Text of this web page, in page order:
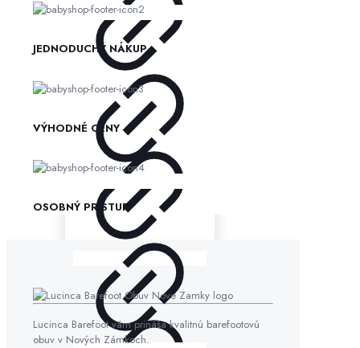
JEDNODUCHÝ NÁKUP
VÝHODNÉ CENY
OSOBNÝ PRÍSTUP
Lucinca Barefoot vám prináša kvalitnú barefootovú
obuv v Nových Zámkoch.